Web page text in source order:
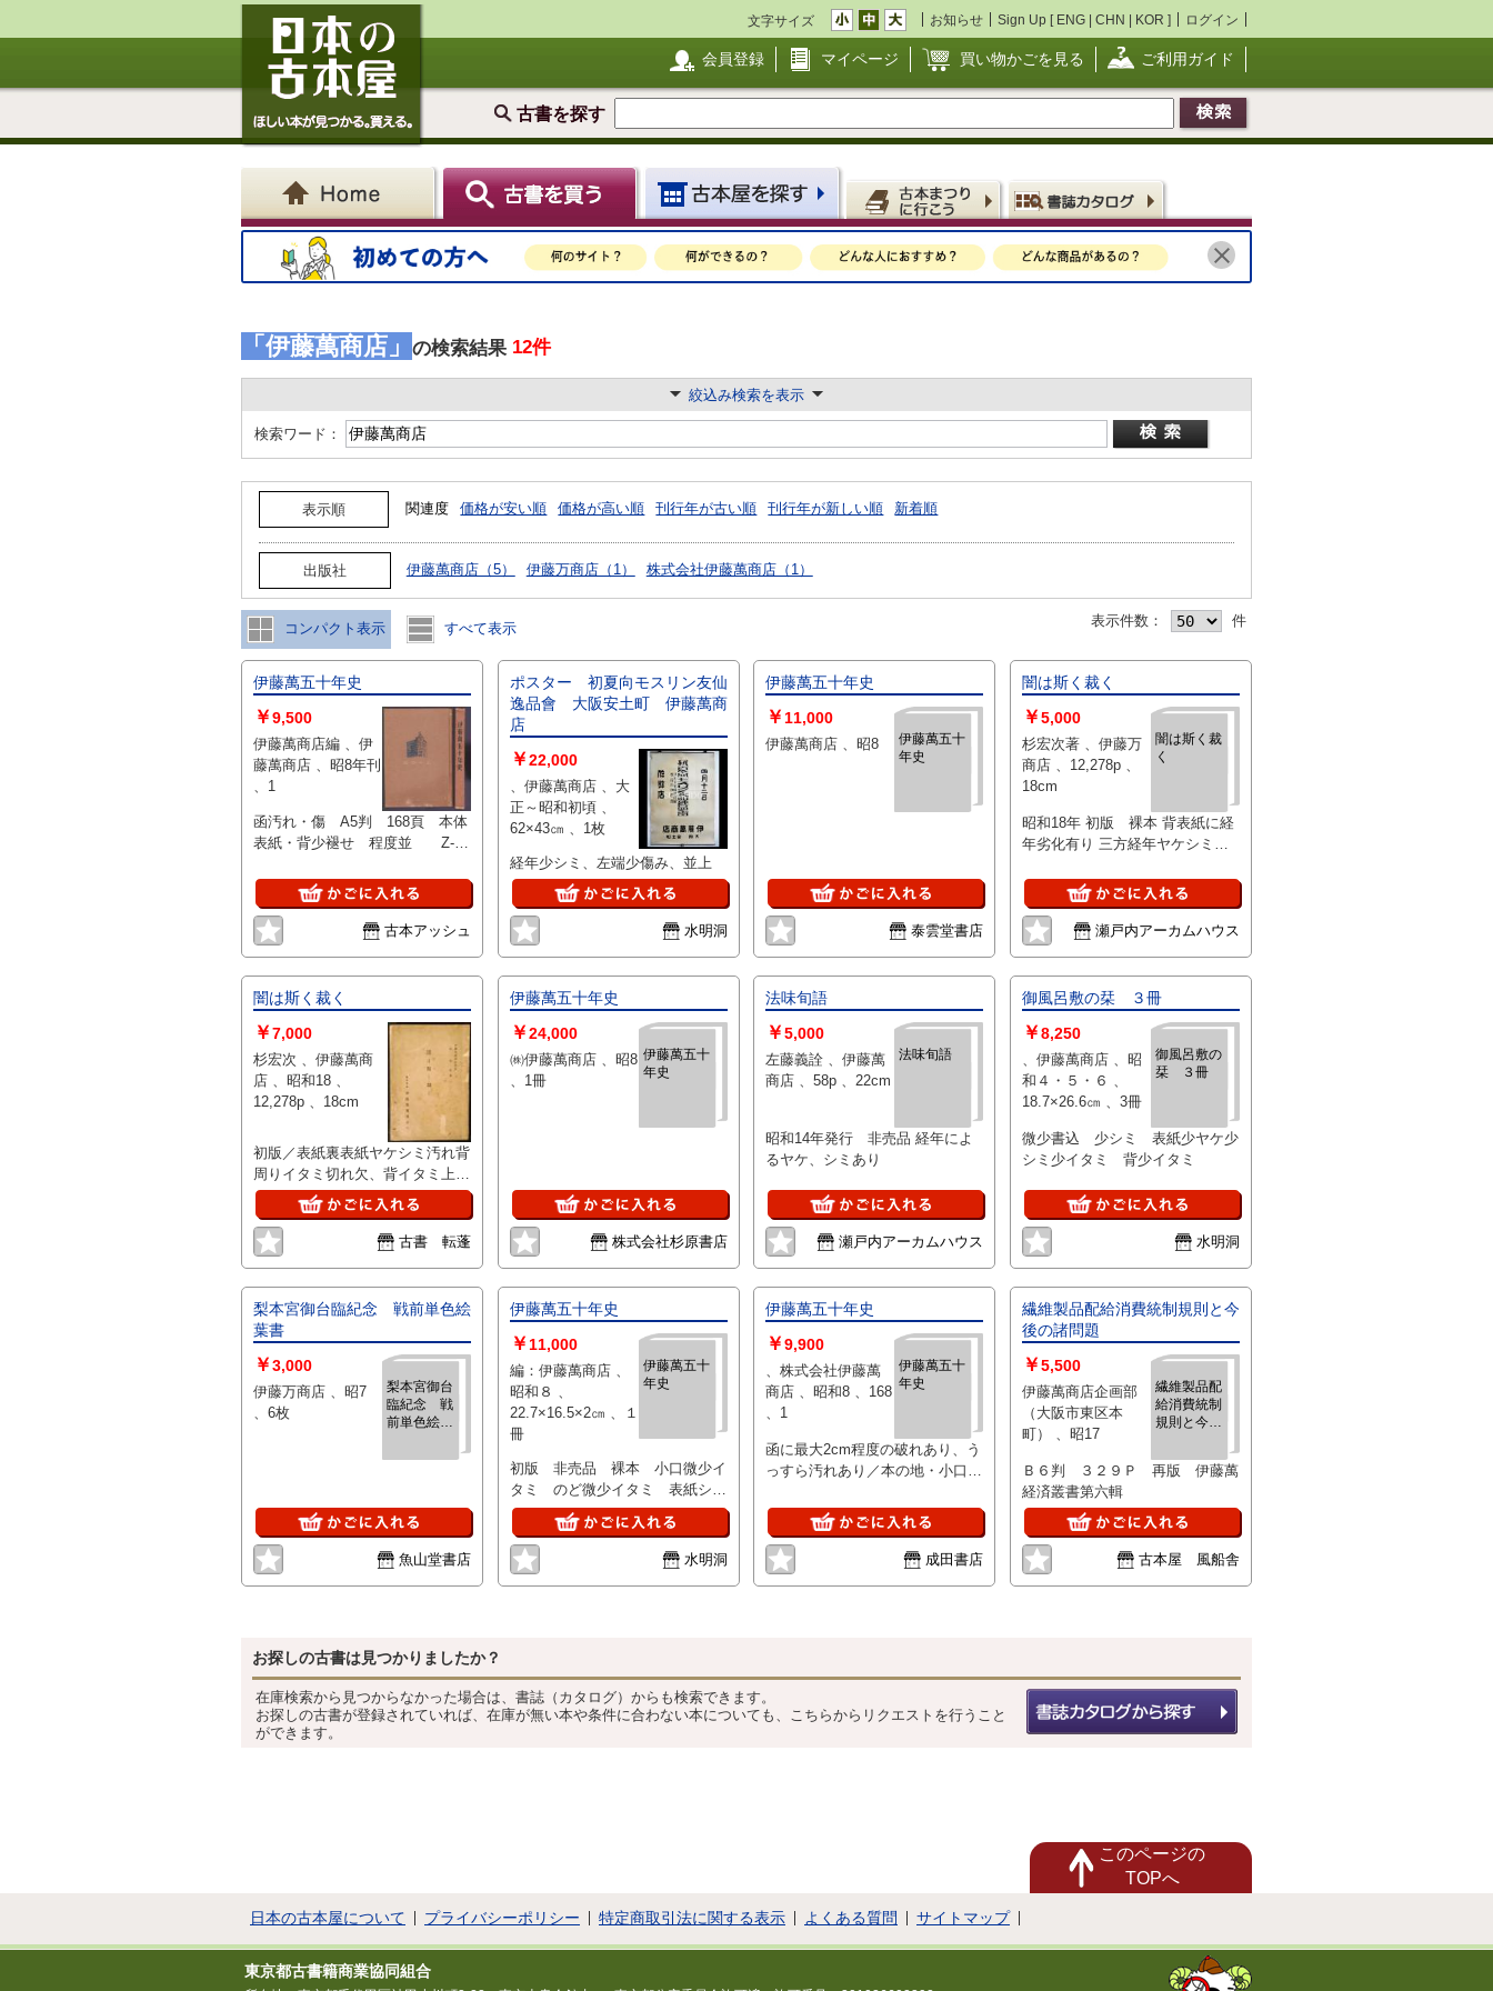
文字サイズ お知らせ Sign Up [ ENG | CHN | KOR ] ログイン
会員登録 マイページ 買い物かごを見る ご利用ガイド
古書を探す
「伊藤萬商店」 の検索結果 12件
絞込み検索を表示
検索ワード：
表示順 関連度 価格が安い順 価格が高い順 刊行年が古い順 刊行年が新しい順 新着順
出版社 伊藤萬商店（5） 伊藤万商店（1） 株式会社伊藤萬商店（1）
コンパクト表示 すべて表示 表示件数： 件
伊藤萬五十年史
￥9,500
伊藤萬商店編 、伊
藤萬商店 、昭8年刊
、1
函汚れ・傷 A5判 168頁 本体
表紙・背少褪せ 程度並 Z-
古本アッシュ
ポスター 初夏向モスリン友仙
逸品會 大阪安土町 伊藤萬商
店
￥22,000
、伊藤萬商店 、大
正～昭和初頃 、
62×43㎝ 、1枚
経年少シミ、左端少傷み、並上
水明洞
伊藤萬五十年史
伊藤萬五十
年史
￥ 11,000
伊藤萬商店 、昭8
泰雲堂書店
闇は斯く裁く
闇は斯く裁
く
￥5,000
杉宏次著 、伊藤万
商店 、12,278p 、
18cm
昭和18年 初版 裸本 背表紙に経
年劣化有り 三方経年ヤケシミ有
り
瀬戸内アーカムハウス
闇は斯く裁く
￥7,000
杉宏次 、伊藤萬商
店 、昭和18 、
12,278p 、18cm
初版／表紙裏表紙ヤケシミ汚れ背
周りイタミ切れ欠、背イタミ上部
欠、表紙裏表紙上部濡れシミ、頁
角少濡れシミ、角少当り、経年ヤ
ケ
古書 転蓬
伊藤萬五十年史
伊藤萬五十
年史
￥24,000
㈱伊藤萬商店 、昭8
、1冊
株式会社杉原書店
法味旬語
法味旬語
￥5,000
左藤義詮 、伊藤萬
商店 、58p 、22cm
昭和14年発行 非売品 経年によ
るヤケ、シミあり
瀬戸内アーカムハウス
御風呂敷の栞 ３冊
御風呂敷の
栞 ３冊
￥8,250
、伊藤萬商店 、昭
和４・５・６ 、
18.7×26.6㎝ 、3冊
微少書込 少シミ 表紙少ヤケ少
シミ少イタミ 背少イタミ
水明洞
梨本宮御台臨紀念 戦前単色絵
葉書
梨本宮御台
臨紀念 戦
前単色絵葉
￥3,000
伊藤万商店 、昭7
、6枚
魚山堂書店
伊藤萬五十年史
伊藤萬五十
年史
￥ 11,000
編：伊藤萬商店 、
昭和８ 、
22.7×16.5×2㎝ 、１
冊
初版 非売品 裸本 小口微少イ
タミ のど微少イタミ 表紙シミ
微少イタミ
水明洞
伊藤萬五十年史
伊藤萬五十
年史
￥9,900
、株式会社伊藤萬
商店 、昭和8 、168
、1
函に最大2cm程度の破れあり、う
っすら汚れあり／本の地・小口に
成田書店
繊維製品配給消費統制規則と今
後の諸問題
繊維製品配
給消費統制
規則と今後
￥5,500
伊藤萬商店企画部
（大阪市東区本
町） 、昭17
Ｂ６判 ３２９Ｐ 再版 伊藤萬
経済叢書第六輯
古本屋 風船舎
お探しの古書は見つかりましたか？
在庫検索から見つからなかった場合は、書誌（カタログ）からも検索できます。
お探しの古書が登録されていれば、在庫が無い本や条件に合わない本についても、こちらからリクエストを行うこと
ができます。
このページの
TOPへ
日本の古本屋について プライバシーポリシー 特定商取引法に関する表示 よくある質問 サイトマップ
東京都古書籍商業協同組合